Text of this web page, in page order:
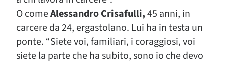
O comeAlessandro Crisafulli,45 anni, in
carcere da 24, ergastolano. Lui ha in testa un
ponte. “Siete voi, familiari, i coraggiosi, voi
siete la parte che ha subito, sono io che devo